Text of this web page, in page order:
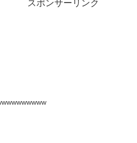
スポンサーリンク